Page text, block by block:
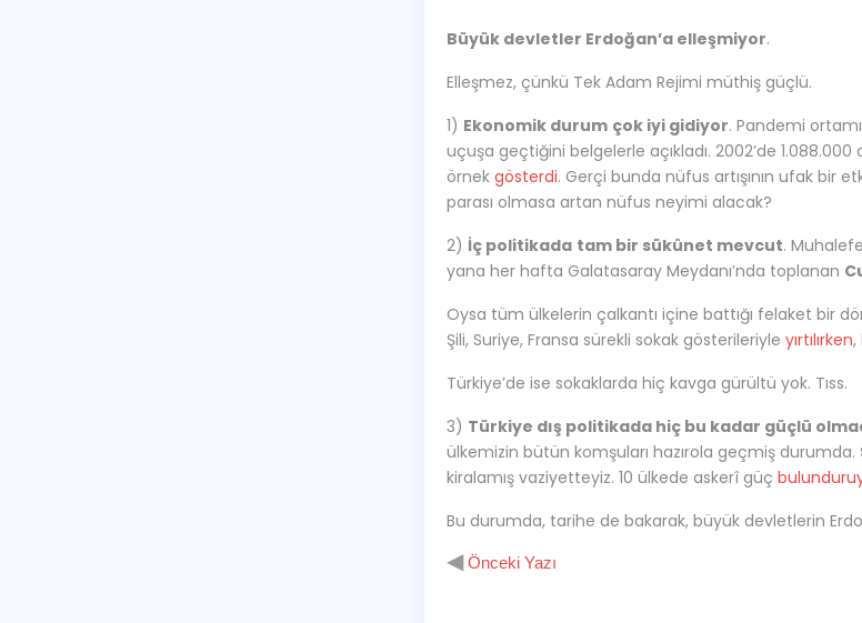
Büyük devletler Erdoğan’a elleşmiyor.
Elleşmez, çünkü Tek Adam Rejimi müthiş güçlü.
1) Ekonomik durum çok iyi gidiyor. Pandemi
uçuşa geçtiğini belgelerle açıkladı. 2002’de 1.088.000
örnek gösterdi. Gerçi bunda nüfus artışının ufak bir
parası olmasa artan nüfus neyimi alacak?
2) İç politikada tam bir sükûnet mevcut.
yana her hafta Galatasaray Meydanı’nda toplanan
Oysa tüm ülkelerin çalkantı içine battığı felaket bir
Şili, Suriye, Fransa sürekli sokak gösterileriyle yırtılırken,
Türkiye’de ise sokaklarda hiç kavga gürültü yok. Tıss.
3) Türkiye dış politikada hiç bu kadar güçlü
ülkemizin bütün komşuları hazırola geçmiş durumda.
kiralamış vaziyetteyiz. 10 ülkede askerî güç
Bu durumda, tarihe de bakarak, büyük devletlerin
◀ Önceki Yazı